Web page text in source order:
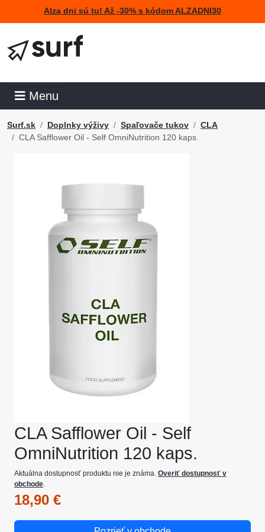
Alza dni sú tu! Až -30% s kódom ALZADNI30
Menu
Surf.sk Doplnky výživy Spaľovače tukov
CLA
CLA Safflower Oil - Self OmniNutrition 120 kaps.
CLA Safflower Oil - Self
OmniNutrition 120 kaps.
Aktuálna dostupnosť produktu nie je známa. Overiť dostupnosť v
obchode.
18,90 €